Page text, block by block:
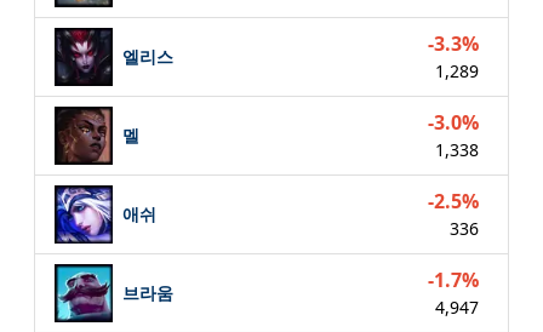
엘리스 -3.3%
1,289
멜 -3.0%
1,338
애쉬 -2.5%
336
브라움 -1.7%
4,947